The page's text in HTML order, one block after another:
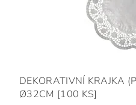
DEKORATIVNÍ KRAJKA
Ø32CM [100 KS]